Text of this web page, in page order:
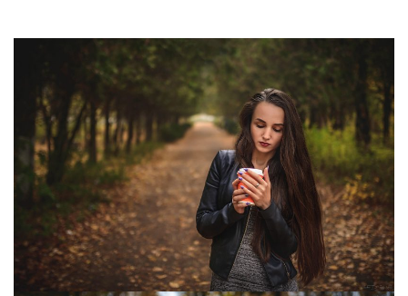
Moldova sightseeings
Blog Archives
To-Do
Wishlist
Связаться со мной
TAGZZZZ
24-70/2.8(52) 35mm/1.4(14)